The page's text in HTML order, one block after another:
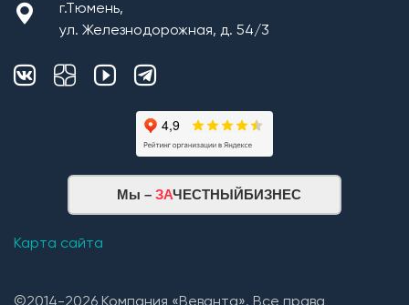
г.Тюмень,
ул. Железнодорожная, д. 54/3
Мы – ЗАЧЕСТНЫЙБИЗНЕС
Карта сайта
©2014-2026 Компания «Веванта». Все права